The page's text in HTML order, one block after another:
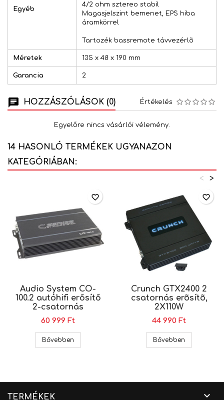
Egyéb
4/2 ohm sztereo stabil
Magasjelszint bemenet, EPS hiba
áramkörrel
Tartozék bassremote távvezérlõ
Méretek 135 x 48 x 190 mm
Garancia 2
HOZZÁSZÓLÁSOK (0) Értékelés
Egyelőre nincs vásárlói vélemény.
14 HASONLÓ TERMÉKEK UGYANAZON
KATEGÓRIÁBAN:
>
<
Audio System CO-
100.2 autóhifi erősítő
2-csatornás
60 999 Ft
Bővebben Audio System CO-100.2 autóhifi erősítő 2-
favorite_border
Crunch GTX2400 2
csatornás erõsítõ,
2X110W
44 990 Ft
Bővebben
favorite_border
TERMÉKEK 